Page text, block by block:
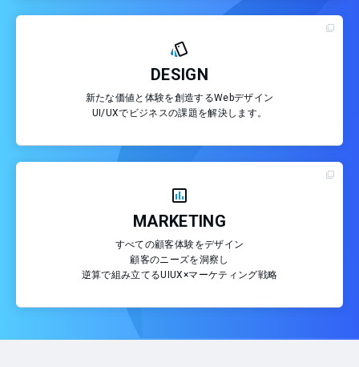
DESIGN
新たな価値と体験を創造するWebデザイン
UI/UXでビジネスの課題を解決します。
MARKETING
すべての顧客体験をデザイン
顧客のニーズを洞察し
逆算で組み立てるUIUX×マーケティング戦略